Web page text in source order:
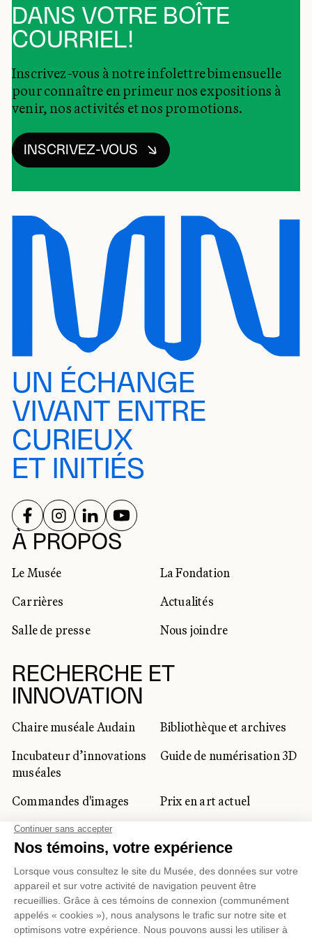
DANS VOTRE BOÎTE
COURRIEL!
Inscrivez-vous à notre infolettre bimensuelle
pour connaître en primeur nos expositions à
venir, nos activités et nos promotions.
INSCRIVEZ-VOUS
UN ÉCHANGE
VIVANT ENTRE
CURIEUX
ET INITIÉS
À PROPOS
Le Musée
La Fondation
Carrières
Actualités
Salle de presse
Nous joindre
RECHERCHE ET
INNOVATION
Chaire muséale Audain
Bibliothèque et archives
Incubateur d’innovations
muséales
Guide de numérisation 3D
Commandes d'images
Prix en art actuel
Prix Lynne-Cohen
CLIENTÈLE CORPORATIVE
ET PRIVÉE
Location d'espaces Activités corporatives
RÉSEAUX SOCIAUX
SUIVEZ-NOUS SUR
SUIVEZ-NOUS SUR
SUIVEZ-NOUS SUR
SUIVEZ-NOUS SUR